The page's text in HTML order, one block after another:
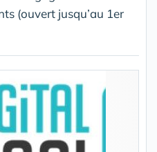
(ouvert jusqu’au 1er